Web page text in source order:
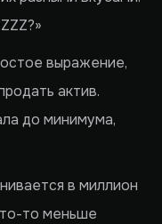
выражение,
актив.
до минимума,
в миллион
то меньше